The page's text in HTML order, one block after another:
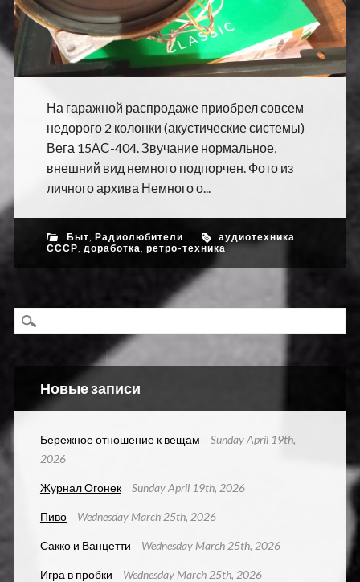
На гаражной распродаже приобрел совсем
недорого 2 колонки (акустические системы)
Вега 15АС-404. Звучание нормальное,
внешний вид немного подпорчен. Фото из
личного архива Немного о...
Быт, Радиолюбители
аудиотехника
СССР, доработка, ретро-техника
Новые записи
Бережное отношение к вещам
Sunday April 19th,
2026
Журнал Огонек Sunday April 19th, 2026
Пиво Wednesday March 25th, 2026
Сакко и Ванцетти Wednesday March 25th, 2026
Игра в пробки Wednesday March 25th, 2026